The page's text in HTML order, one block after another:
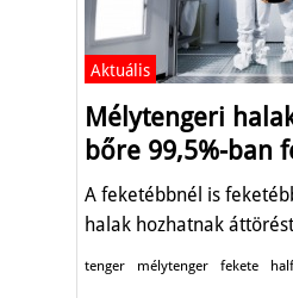
Aktuális
Mélytengeri
bőre 99,5%-ban
A feketébbnél is
halak hozhatnak
tenger mélytenger fekete